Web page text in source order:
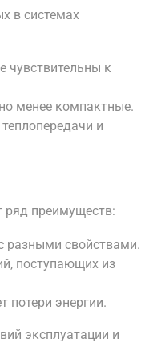
в системах
чувствительны к
менее компактные.
и
ряд преимуществ:
разными свойствами.
поступающих из
потери энергии.
эксплуатации и